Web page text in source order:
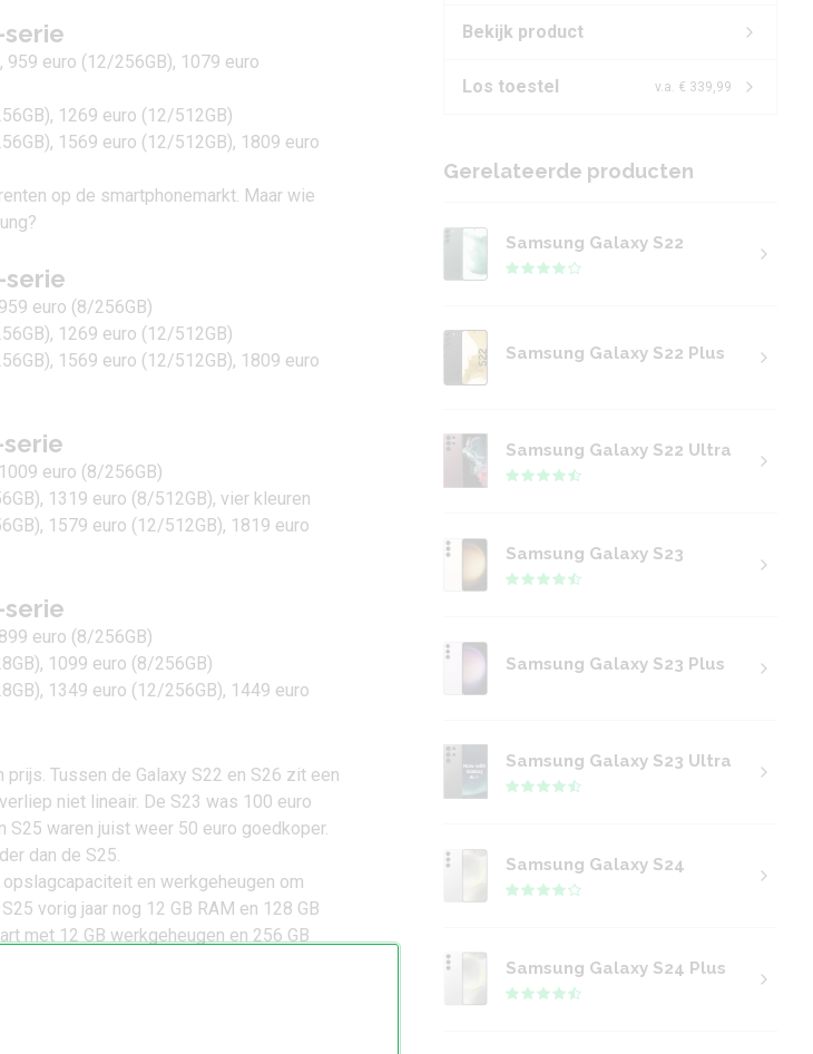
serie
959 euro (12/256GB), 1079 euro
1269 euro (12/512GB)
1569 euro (12/512GB), 1809 euro
serie
euro (8/256GB)
1269 euro (12/512GB)
1569 euro (12/512GB), 1809 euro
serie
euro (8/256GB)
1319 euro (8/512GB), vier kleuren
1579 euro (12/512GB), 1819 euro
serie
euro (8/256GB)
1099 euro (8/256GB)
1349 euro (12/256GB), 1449 euro
Tussen de Galaxy S22 en S26 zit een
niet lineair. De S23 was 100 euro
S25 waren juist weer 50 euro goedkoper.
dan de S25.
en werkgeheugen om
vorig jaar nog 12 GB RAM en 128 GB
met 12 GB werkgeheugen en 256 GB
is zoals gezegd 100 euro.
grotendeels dezelfde trend als bij de
doorgaans zien we hier een stijging
Bekijk product
Los toestel v.a. € 339,99
Gerelateerde producten
Samsung Galaxy S22
Samsung Galaxy S22 Plus
Samsung Galaxy S22 Ultra
Samsung Galaxy S23
Samsung Galaxy S23 Plus
Samsung Galaxy S23 Ultra
Samsung Galaxy S24
Samsung Galaxy S24 Plus